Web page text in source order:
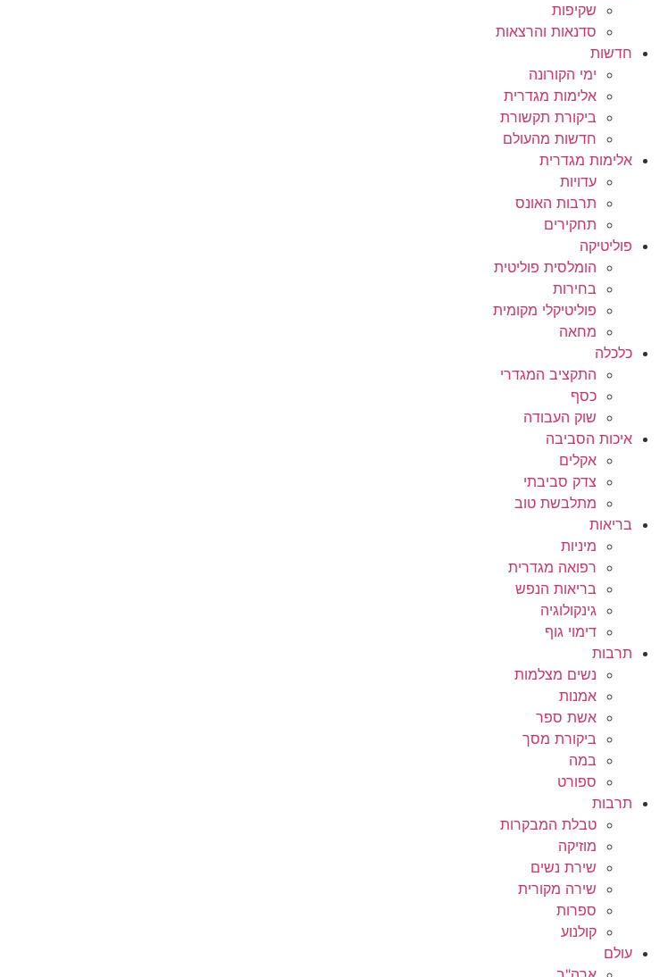
שקיפות
סדנאות והרצאות
חדשות
ימי הקורונה
אלימות מגדרית
ביקורת תקשורת
חדשות מהעולם
אלימות מגדרית
עדויות
תרבות האונס
תחקירים
פוליטיקה
הומלסית פוליטית
בחירות
פוליטיקלי מקומית
מחאה
כלכלה
התקציב המגדרי
כסף
שוק העבודה
איכות הסביבה
אקלים
צדק סביבתי
מתלבשת טוב
בריאות
מיניות
רפואה מגדרית
בריאות הנפש
גינקולוגיה
דימוי גוף
תרבות
נשים מצלמות
אמנות
אשת ספר
ביקורת מסך
במה
ספורט
תרבות
טבלת המבקרות
מוזיקה
שירת נשים
שירה מקורית
ספרות
קולנוע
עולם